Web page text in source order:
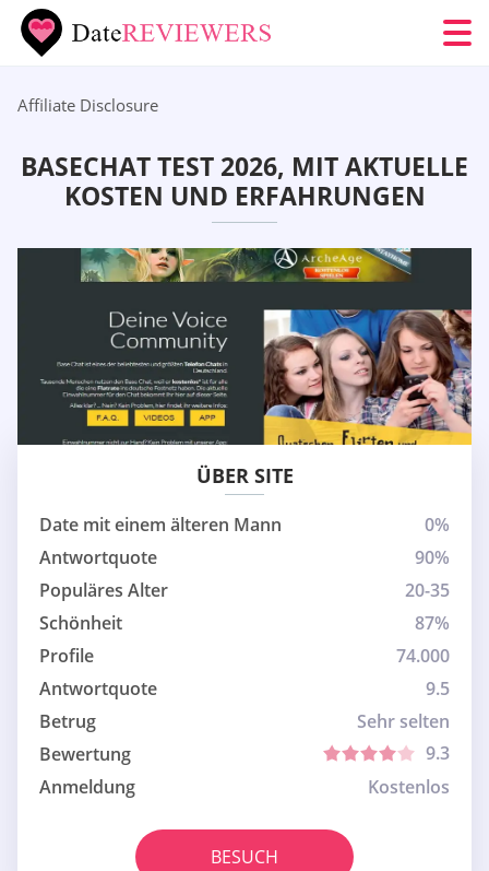
Affiliate Disclosure
BASECHAT TEST 2026, MIT AKTUELLE
KOSTEN UND ERFAHRUNGEN
ÜBER SITE
Date mit einem älteren Mann
0%
Antwortquote
90%
Populäres Alter
20-35
Schönheit
87%
Profile
74.000
Antwortquote
9.5
Betrug
Sehr selten
Bewertung
9.3
Anmeldung
Kostenlos
BESUCH